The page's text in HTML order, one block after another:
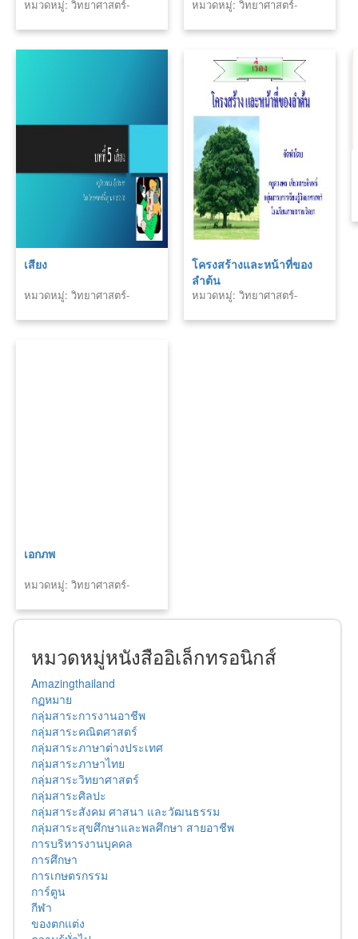
หมวดหมู่: วิทยาศาสตร์-
หมวดหมู่: วิทยาศาสตร์-
เสียง
หมวดหมู่: วิทยาศาสตร์-
โครงสร้างและหน้าที่ของ
ลำต้น
หมวดหมู่: วิทยาศาสตร์-
เอกภพ
หมวดหมู่: วิทยาศาสตร์-
หมวดหมู่หนังสืออิเล็กทรอนิกส์
Amazingthailand
กฏหมาย
กลุ่มสาระการงานอาชีพ
กลุ่มสาระคณิตศาสตร์
กลุ่มสาระภาษาต่างประเทศ
กลุ่มสาระภาษาไทย
กลุ่มสาระวิทยาศาสตร์
กลุ่มสาระศิลปะ
กลุ่มสาระสังคม ศาสนา และวัฒนธรรม
กลุ่มสาระสุขศึกษาและพลศึกษา สายอาชีพ
การบริหารงานบุคคล
การศึกษา
การเกษตรกรรม
การ์ตูน
กีฬา
ของตกแต่ง